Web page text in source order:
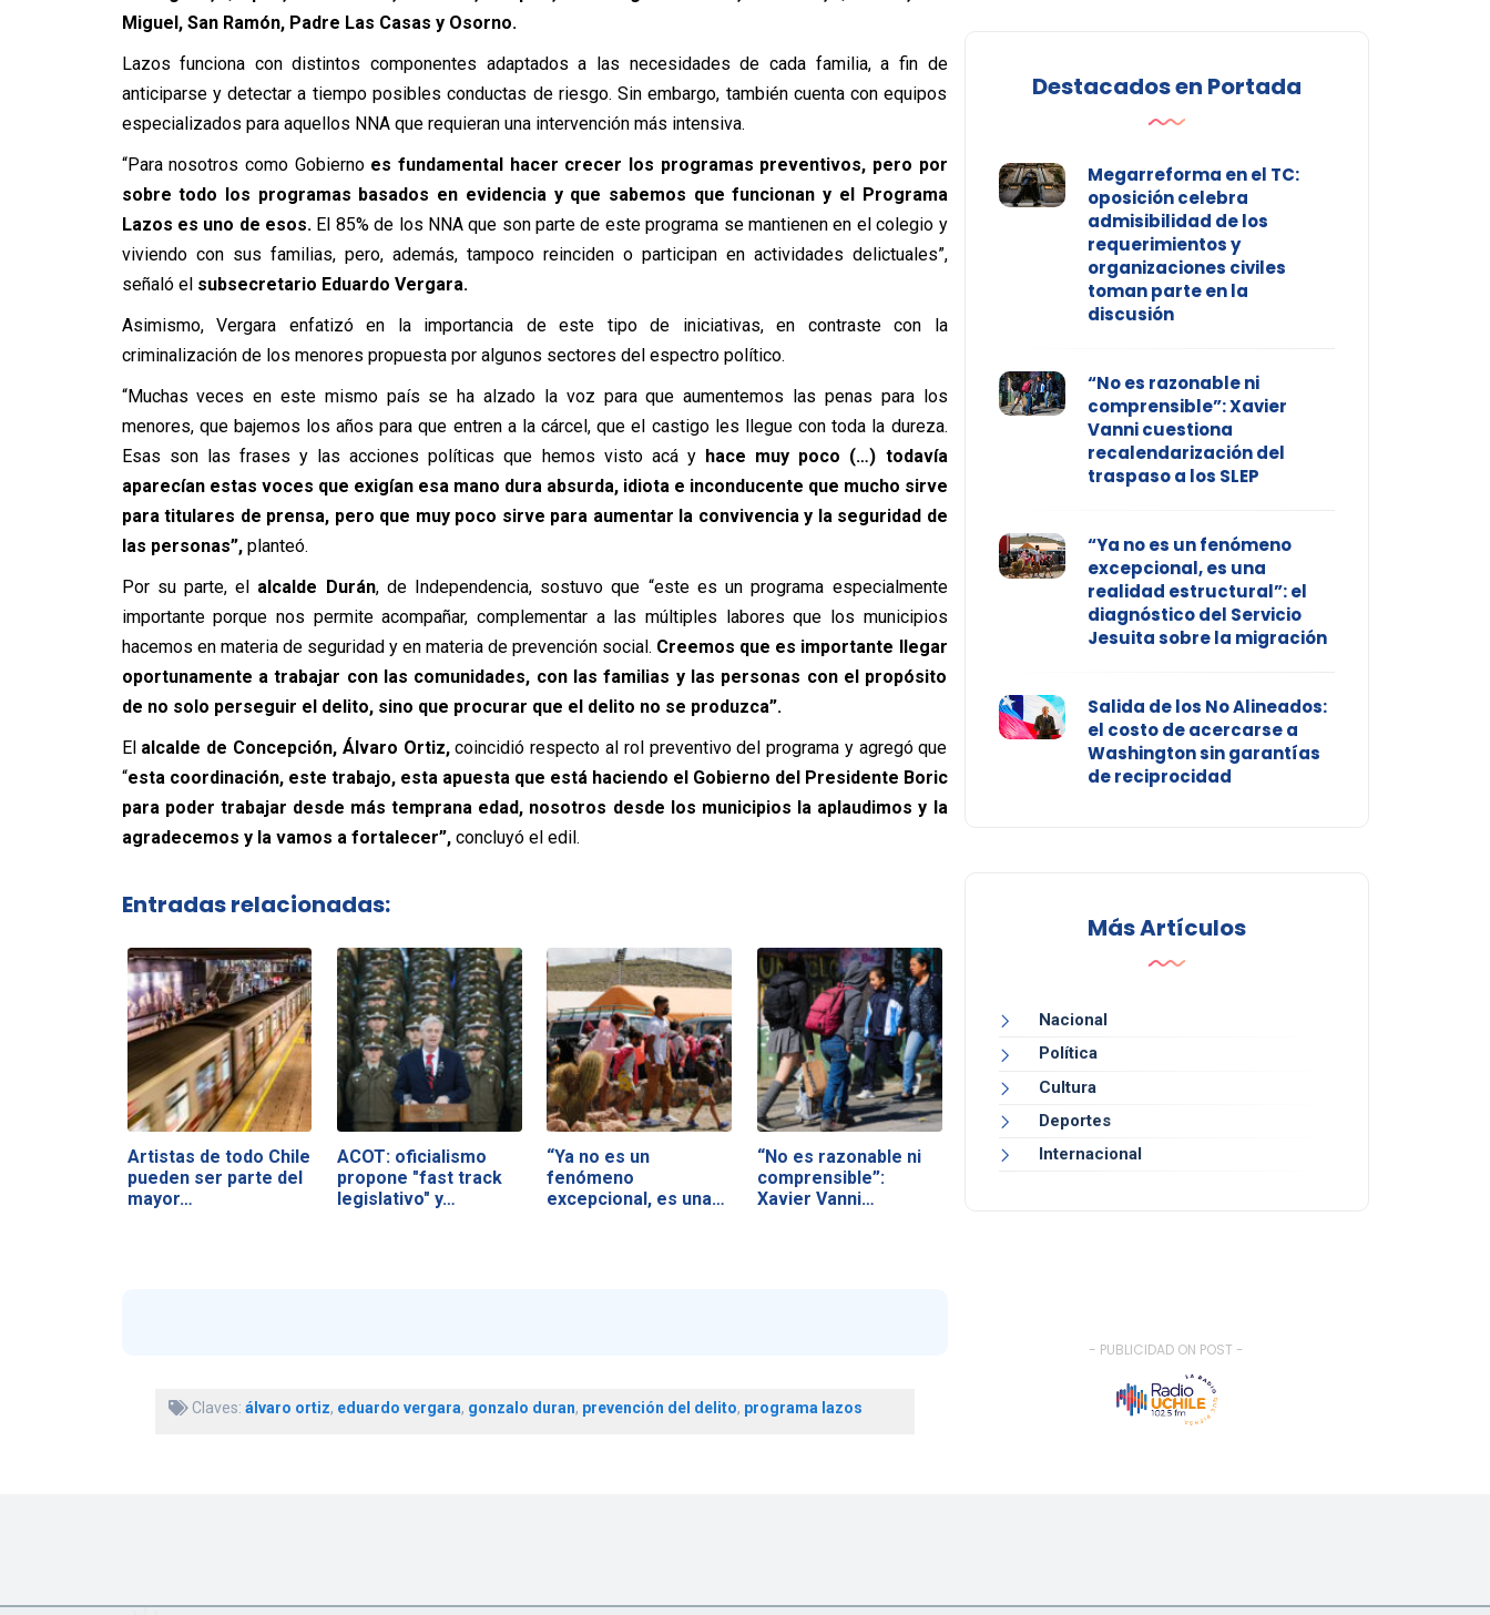
Miguel, San Ramón, Padre Las Casas y Osorno.
Lazos funciona con distintos componentes adaptados a las necesidades de cada familia, a fin de
anticiparse y detectar a tiempo posibles conductas de riesgo. Sin embargo, también cuenta con equipos
especializados para aquellos NNA que requieran una intervención más intensiva.
“Para nosotros como Gobierno es fundamental hacer crecer los programas preventivos, pero por
sobre todo los programas basados en evidencia y que sabemos que funcionan y el Programa
Lazos es uno de esos. El 85% de los NNA que son parte de este programa se mantienen en el colegio y
viviendo con sus familias, pero, además, tampoco reinciden o participan en actividades delictuales”,
señaló elsubsecretario Eduardo Vergara.
Asimismo, Vergara enfatizó en la importancia de este tipo de iniciativas, en contraste con la
criminalización de los menores propuesta por algunos sectores del espectro político.
“Muchas veces en este mismo país se ha alzado la voz para que aumentemos las penas para los
menores, que bajemos los años para que entren a la cárcel, que el castigo les llegue con toda la dureza.
Esas son las frases y las acciones políticas que hemos visto acá yhace muy poco (…) todavía
aparecían estas voces que exigían esa mano dura absurda, idiota e inconducente que mucho sirve
para titulares de prensa, pero que muy poco sirve para aumentar la convivencia y la seguridad de
las personas”,planteó.
Por su parte, el alcalde Durán, de Independencia, sostuvo que “este es un programa especialmente
importante porque nos permite acompañar, complementar a las múltiples labores que los municipios
hacemos en materia de seguridad y en materia de prevención social. Creemos que es importante llegar
oportunamente a trabajar con las comunidades, con las familias y las personas con el propósito
de no solo perseguir el delito, sino que procurar que el delito no se produzca”.
Elalcalde de Concepción, Álvaro Ortiz,coincidió respecto al rol preventivo del programa y agregó que
“esta coordinación, este trabajo, esta apuesta que está haciendo el Gobierno del Presidente Boric
para poder trabajar desde más temprana edad, nosotros desde los municipios la aplaudimos y la
agradecemos y la vamos a fortalecer”,concluyó el edil.
Entradas relacionadas:
Artistas de todo Chile
pueden ser parte del
mayor…
ACOT: oficialismo
propone "fast track
legislativo" y…
“Ya no es un
fenómeno
excepcional, es una
“No es razonable ni
comprensible”:
Xavier Vanni…
Claves: álvaro ortiz, eduardo vergara, gonzalo duran, prevención del delito, programa lazos
Destacados en Portada
Megarreforma en el TC:
oposición celebra
admisibilidad de los
requerimientos y
organizaciones civiles
toman parte en la
discusión
“No es razonable ni
comprensible”: Xavier
Vanni cuestiona
recalendarización del
traspaso a los SLEP
“Ya no es un fenómeno
excepcional, es una
realidad estructural”: el
diagnóstico del Servicio
Jesuita sobre la migración
Salida de los No Alineados:
el costo de acercarse a
Washington sin garantías
de reciprocidad
Más Artículos
Nacional
Política
Cultura
Deportes
Internacional
- PUBLICIDAD ON POST -